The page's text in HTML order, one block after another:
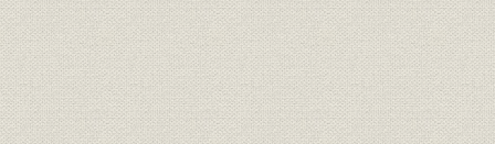
1. 三井船舶株式会社の設立と経過
2. 戦時下の経営活動
3. 業績の推移